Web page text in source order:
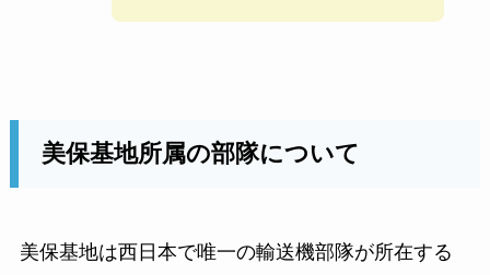
美保基地所属の部隊について
美保基地は西日本で唯一の輸送機部隊が所在する